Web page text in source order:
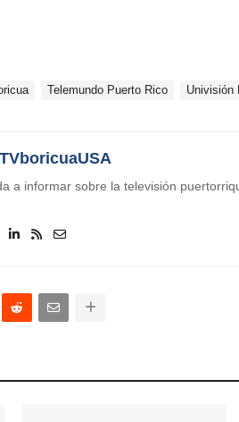
Telemundo Puerto Rico Univisión
TVboricuaUSA
a informar sobre la televisión